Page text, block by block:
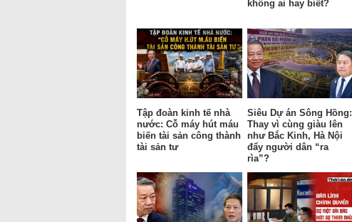
không ai hay biết?
Tập đoàn kinh tế nhà
nước: Cỗ máy hút máu
biến tài sản công thành
tài sản tư
Siêu Dự án Sông Hồng:
Thay vì cùng giàu lên
như Bắc Kinh, Hà Nội
đẩy người dân “ra
rìa”?